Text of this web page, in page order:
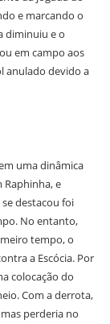
e marcando o
diminuiu e o
em campo aos
anulado devido a
uma dinâmica
e
destacou foi
No entanto,
tempo, o
a Escócia. Por
colocação do
Com a derrota,
perderia no